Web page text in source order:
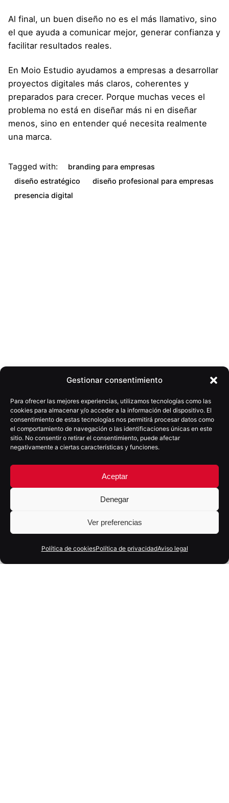
Gestionar consentimiento
Para ofrecer las mejores experiencias, utilizamos tecnologías como las
cookies para almacenar y/o acceder a la información del dispositivo. El
consentimiento de estas tecnologías nos permitirá procesar datos como
el comportamiento de navegación o las identificaciones únicas en este
sitio. No consentir o retirar el consentimiento, puede afectar
negativamente a ciertas características y funciones.
Aceptar
Denegar
Ver preferencias
Política de cookiesPolítica de privacidadAviso legal
Al final, un buen diseño no es el más llamativo, sino
el que ayuda a comunicar mejor, generar confianza y
facilitar resultados reales.
En Moio Estudio ayudamos a empresas a desarrollar
proyectos digitales más claros, coherentes y
preparados para crecer. Porque muchas veces el
problema no está en diseñar más ni en diseñar
menos, sino en entender qué necesita realmente
una marca.
Tagged with:
branding para empresas
diseño estratégico
diseño profesional para empresas
presencia digital
Siguiente
Cómo saber de dónde vienen tus clientes online:
guía práctica para pymes